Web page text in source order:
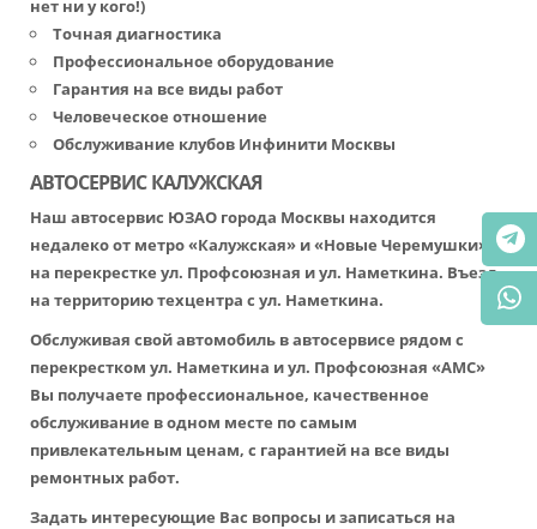
нет ни у кого!)
Точная диагностика
Профессиональное оборудование
Гарантия на все виды работ
Человеческое отношение
Обслуживание клубов Инфинити Москвы
АВТОСЕРВИС КАЛУЖСКАЯ
Наш автосервис ЮЗАО города Москвы находится
недалеко от метро «Калужская» и «Новые Черемушки»,
на перекрестке ул. Профсоюзная и ул. Наметкина. Въезд
на территорию техцентра с ул. Наметкина.
Обслуживая свой автомобиль в автосервисе рядом с
перекрестком ул. Наметкина и ул. Профсоюзная «АМС»
Вы получаете профессиональное, качественное
обслуживание в одном месте по самым
привлекательным ценам, с гарантией на все виды
ремонтных работ.
Задать интересующие Вас вопросы и записаться на